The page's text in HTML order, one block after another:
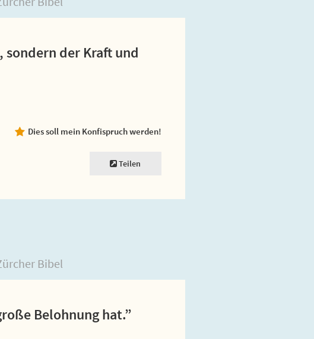
sondern der Kraft und
Dies soll mein Konfispruch werden!
Teilen
Bibel
Belohnung hat.”